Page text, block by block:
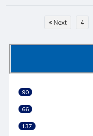
90
66
137
4
Next